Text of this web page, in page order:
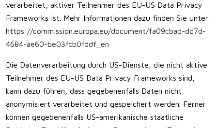
verarbeitet, aktiver Teilnehmer des EU-US Data Privacy
Frameworks ist. Mehr Informationen dazu finden Sie unter:
https://commission.europa.eu/document/fa09cbad-dd7d-
4684-ae60-be03fcb0fddf_en
Die Datenverarbeitung durch US-Dienste, die nicht aktive
Teilnehmer des EU-US Data Privacy Frameworks sind,
kann dazu führen, dass gegebenenfalls Daten nicht
anonymisiert verarbeitet und gespeichert werden. Ferner
können gegebenenfalls US-amerikanische staatliche